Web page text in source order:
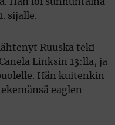
Hän löi sunnuntaina
sijalle.
Ruuska teki
Linksin 13:lla, ja
Hän kuitenkin
eaglen